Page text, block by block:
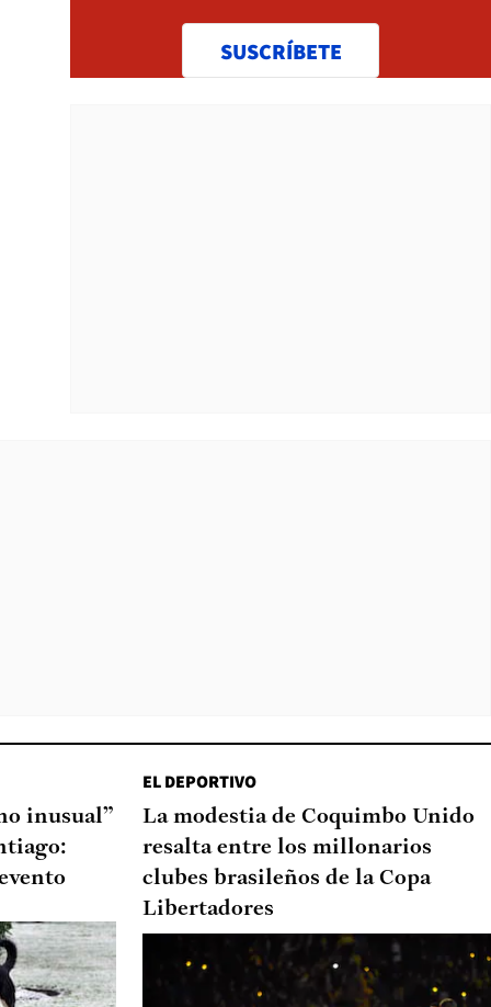
SUSCRÍBETE
inusual”
EL DEPORTIVO
La modestia de Coquimbo Unido
resalta entre los millonarios
clubes brasileños de la Copa
Libertadores